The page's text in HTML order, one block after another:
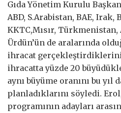
Gıda Yönetim Kurulu
ABD, S.Arabistan, BAE, Irak,
KKTC,Mısır, Türkmenistan,
Ürdün’ün de aralarında
ihracat gerçekleştirdiklerini
ihracatta yüzde 20
aynı büyüme oranını bu yıl
planladıklarını söyledi.
programının adayları